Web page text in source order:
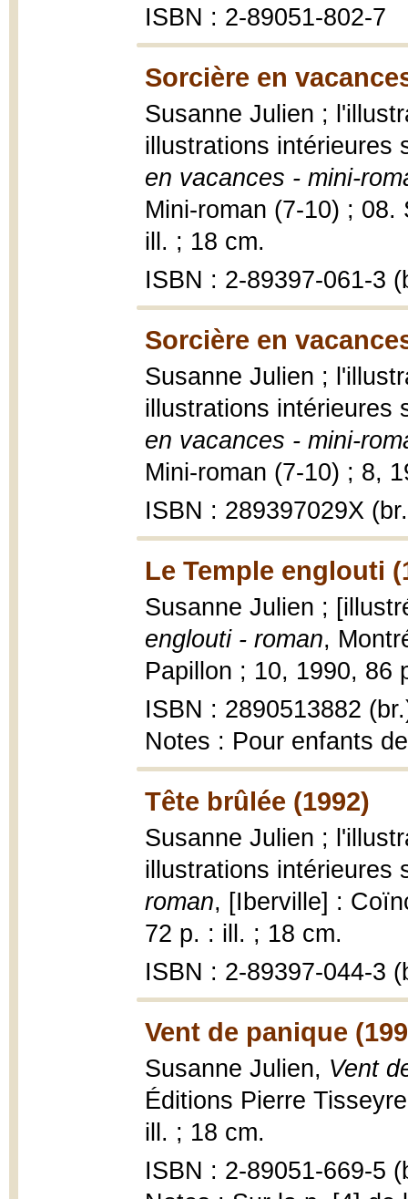
ISBN : 2-89051-802-7
Sorcière en
Susanne Julien ;
illustrations intérieures
en vacances - mini-
Mini-roman (7-10) ;
ill. ; 18 cm.
ISBN : 2-89397-061-3
Sorcière en
Susanne Julien ;
illustrations intérieures
en vacances - mini-
Mini-roman (7-10) ; 8,
ISBN : 289397029X
Le Temple englouti
Susanne Julien ;
englouti - roman,
Papillon ; 10, 1990, 86
ISBN : 2890513882
Notes : Pour enfants
Tête brûlée (1992)
Susanne Julien ;
illustrations intérieures
roman, [Iberville] :
72 p. : ill. ; 18 cm.
ISBN : 2-89397-044-3
Vent de panique
Susanne Julien, Vent
Éditions Pierre
ill. ; 18 cm.
ISBN : 2-89051-669-5